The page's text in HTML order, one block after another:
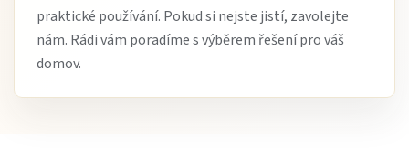
praktické používání. Pokud si nejste jistí, zavolejte
nám. Rádi vám poradíme s výběrem řešení pro váš
domov.